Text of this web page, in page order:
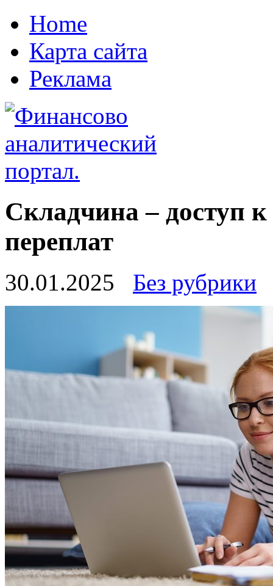
Home
Карта сайта
Реклама
Складчина – доступ
переплат
30.01.2025 Без рубрики